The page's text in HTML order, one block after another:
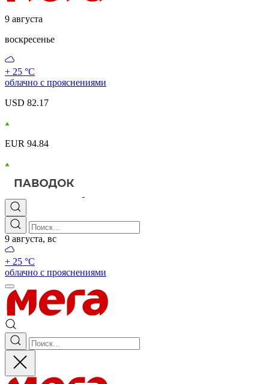
9 августа
воскресенье
+ 25 °С
облачно с прояснениями
USD 82.17
EUR 94.84
9 августа, вс
+ 25 °С
облачно с прояснениями